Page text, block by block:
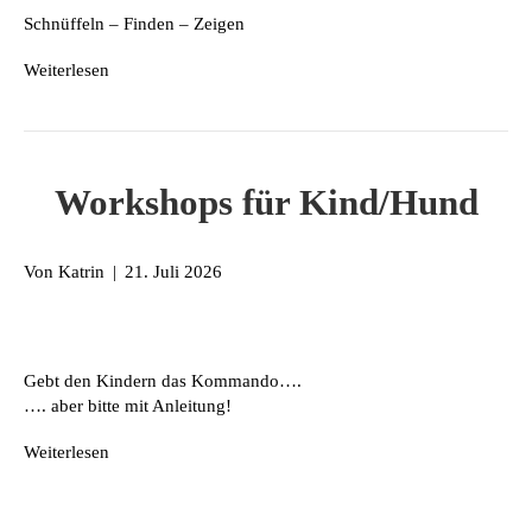
Schnüffeln – Finden – Zeigen
Weiterlesen
Workshops für Kind/Hund
Von Katrin | 21. Juli 2026
Gebt den Kindern das Kommando….
…. aber bitte mit Anleitung!
Weiterlesen